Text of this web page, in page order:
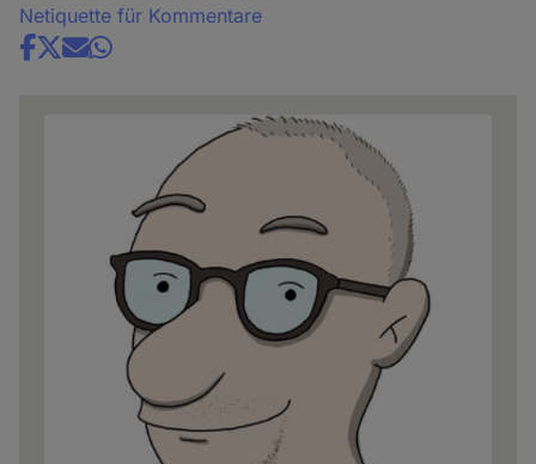
Netiquette für Kommentare
Share